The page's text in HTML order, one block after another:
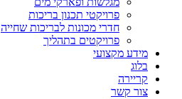
פרויקטי תכנון בריכות
חדרי מכונות לבריכות שחייה
פרויקטים בתהליך
מידע מקצועי
בלוג
קריירה
צור קשר